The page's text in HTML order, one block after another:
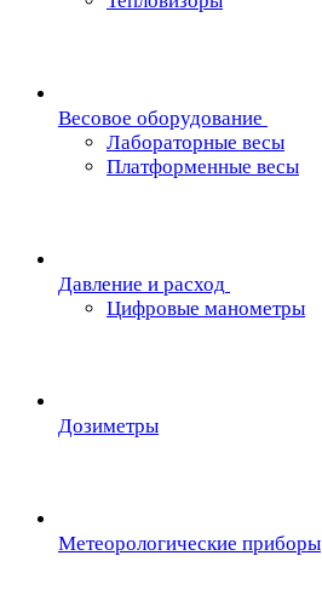
Весовое оборудование
Лабораторные весы
Платформенные весы
Давление и расход
Цифровые манометры
Дозиметры
Метеорологические приборы